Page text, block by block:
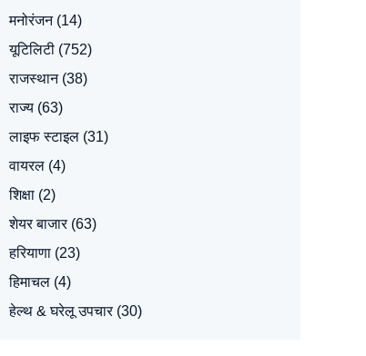
मनोरंजन(14)
यूटिलिटी(752)
राजस्थान(38)
राज्य(63)
लाइफ स्टाइल(31)
वायरल(4)
शिक्षा(2)
शेयर बाजार(63)
हरियाणा(23)
हिमाचल(4)
हेल्थ & घरेलू उपचार(30)